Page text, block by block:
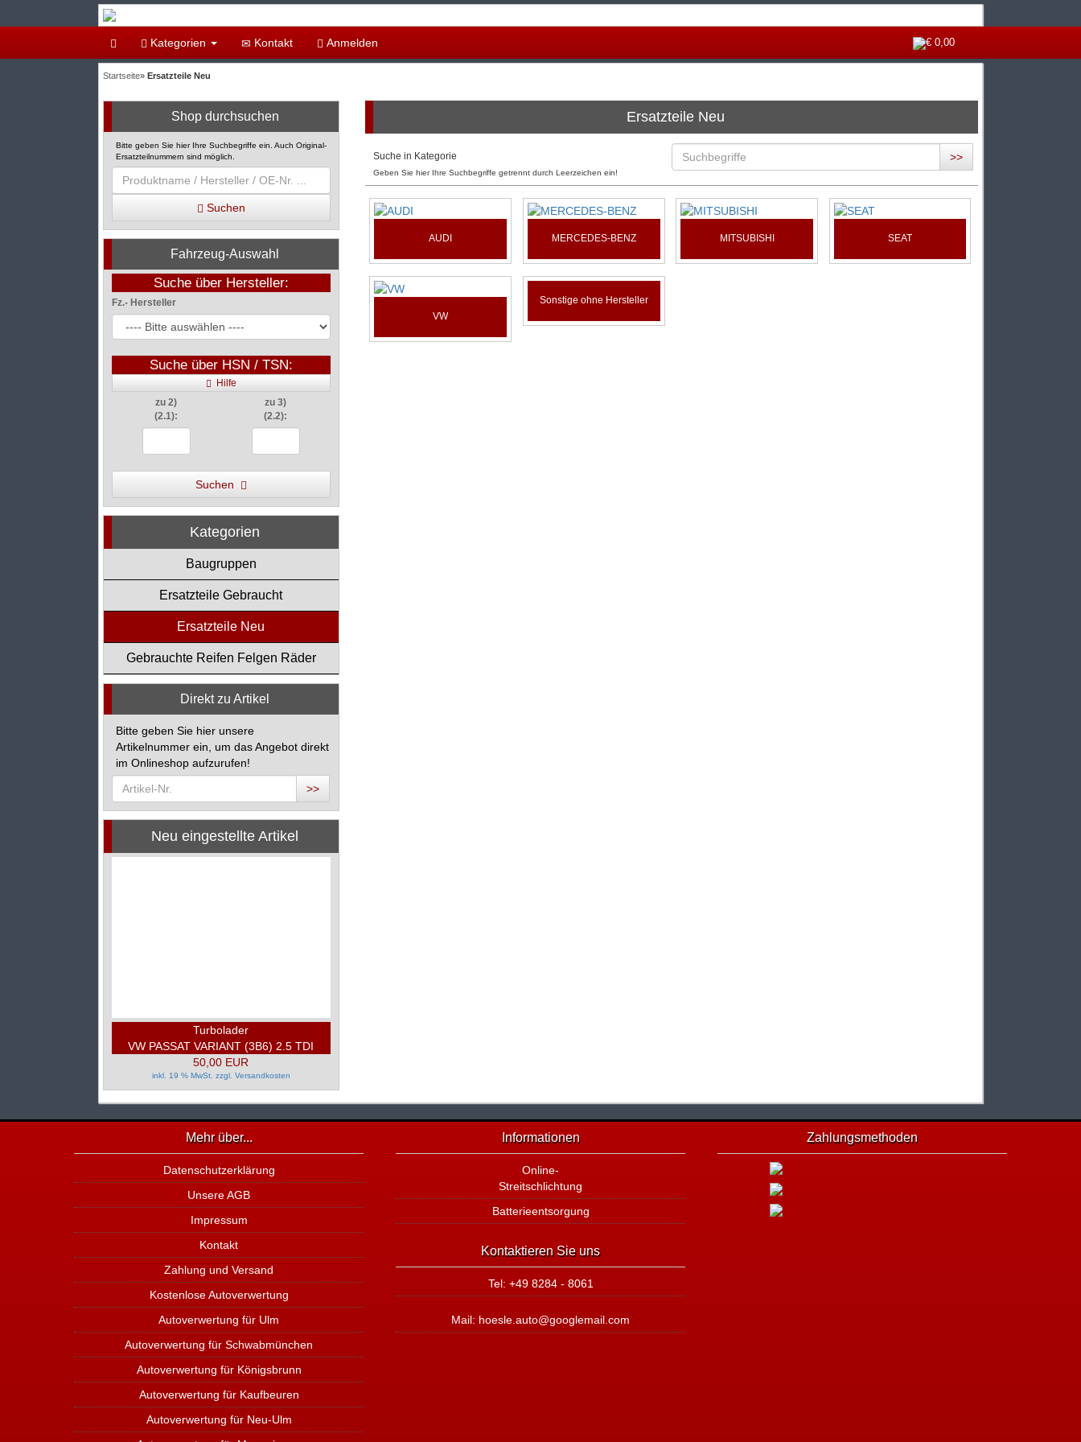
Kategorien Kontakt Anmelden € 0,00
Startseite» Ersatzteile Neu
Shop durchsuchen
Bitte geben Sie hier Ihre Suchbegriffe ein. Auch Original-
Ersatzteilnummern sind möglich.
Suchen
Fahrzeug-Auswahl
Suche über Hersteller:
Fz.- Hersteller
Suche über HSN / TSN:
Hilfe
zu 2)
(2.1):
zu 3)
(2.2):
Suchen
Kategorien
Baugruppen
Ersatzteile Gebraucht
Ersatzteile Neu
Gebrauchte Reifen Felgen Räder
Direkt zu Artikel
Bitte geben Sie hier unsere
Artikelnummer ein, um das Angebot direkt
im Onlineshop aufzurufen!
>>
Neu eingestellte Artikel
Turbolader
VW PASSAT VARIANT (3B6) 2.5 TDI
4MOTION
50,00 EUR
inkl. 19 % MwSt. zzgl. Versandkosten
Ersatzteile Neu
Suche in Kategorie
Geben Sie hier Ihre Suchbegriffe getrennt durch Leerzeichen ein!
>>
AUDI MERCEDES-BENZ MITSUBISHI SEAT
VW
Sonstige ohne Hersteller
Mehr über...
Datenschutzerklärung
Unsere AGB
Impressum
Kontakt
Zahlung und Versand
Kostenlose Autoverwertung
Autoverwertung für Ulm
Autoverwertung für Schwabmünchen
Autoverwertung für Königsbrunn
Autoverwertung für Kaufbeuren
Autoverwertung für Neu-Ulm
Informationen
Online-
Streitschlichtung
Batterieentsorgung
Kontaktieren Sie uns
Tel: +49 8284 - 8061
Mail: hoesle.auto@googlemail.com
Zahlungsmethoden